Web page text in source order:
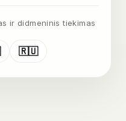
ir didmeninis tiekimas
🇷🇺